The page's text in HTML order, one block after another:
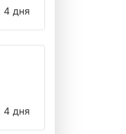
4 дня
4 дня